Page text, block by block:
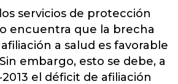
servicios de protección
encuentra que la brecha
a salud es favorable
embargo, esto se debe, a
el déficit de afiliación